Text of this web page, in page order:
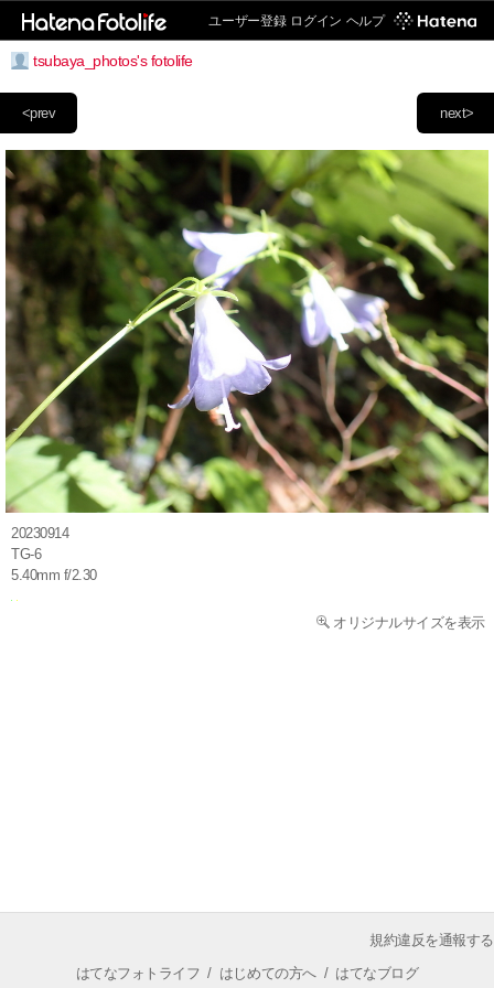
ユーザー登録 ログイン ヘルプ
tsubaya_photos's fotolife
next>
<prev
20230914
TG-6
5.40mm f/2.30
オリジナルサイズを表示
規約違反を通報する
はてなフォトライフ / はじめての方へ/ はてなブログ